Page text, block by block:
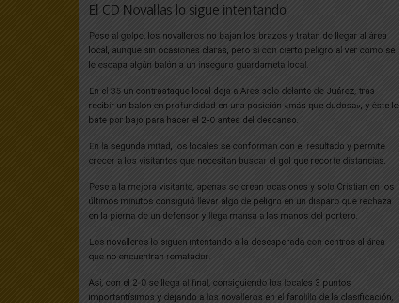
El CD Novallas lo sigue intentando
Pese al golpe, los novalleros no bajan los brazos y tratan de llegar al área
local, aunque sin ocasiones claras, pero si con cierto peligro al ver como se
le escapa algún balón a un inseguro guardameta local.
En el 35 un contraataque local deja a Ares solo delante de Juárez, tras
recibir un balón en profundidad en una posición «más que dudosa», y éste le
bate por bajo para hacer el 2-0 antes del descanso.
En la segunda mitad, los locales se conforman con el resultado y permite
crecer a los visitantes que necesitan buscar el gol que recorte distancias.
Pese a la mejora visitante, apenas se crean ocasiones y solo Cristian en los
últimos minutos consiguió llevar algo de peligro en un disparo que rechaza
en la pierna de un defensor y llega mansa a las manos del portero.
Los novalleros lo siguen intentando a la desesperada con centros al área
que no encuentran rematador.
Así, con el 2-0 se llega al final, consiguiendo los locales 3 puntos
importantísimos y dejando a los novalleros en el farolillo de la clasificación,